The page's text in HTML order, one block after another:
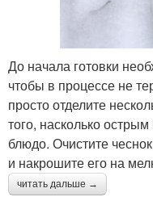
До начала готовки
чтобы в процессе не
просто отделите
того, насколько
блюдо. Очистите
и накрошите его на
читать дальше →